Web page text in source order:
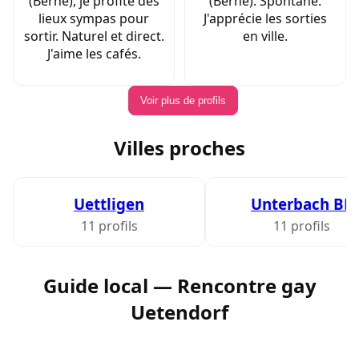
lieux sympas pour
sortir. Naturel et direct.
J'aime les cafés.
J'apprécie les sorties
en ville.
Voir plus de profils
Villes proches
Uettligen
11 profils
Unterbach BE
11 profils
Guide local — Rencontre gay
Uetendorf